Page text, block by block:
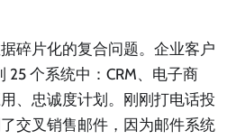
碎片化的复合问题。企业客户
25 个系统中：CRM、电子商
、忠诚度计划。刚刚打电话投
交叉销售邮件，因为邮件系统